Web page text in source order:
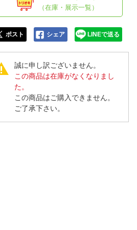
（在庫・展示一覧）
ポスト シェア LINEで送る
誠に申し訳ございません。
この商品は在庫がなくなりまし
た。
この商品はご購入できません。
ご了承下さい。